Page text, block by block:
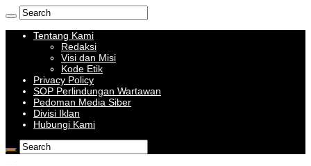
Tentang Kami
Redaksi
Visi dan Misi
Kode Etik
Privacy Policy
SOP Perlindungan Wartawan
Pedoman Media Siber
Divisi Iklan
Hubungi Kami